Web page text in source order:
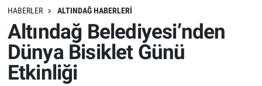
HABERLER ALTINDAĞ HABERLERI
Altındağ Belediyesi’nden
Dünya Bisiklet Günü
Etkinliği